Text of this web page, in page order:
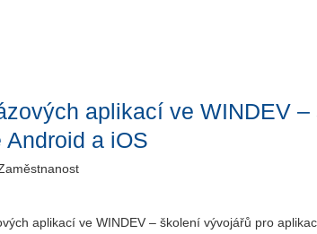
aplikací ve WINDEV –
a iOS
aplikací ve WINDEV – školení vývojářů pro